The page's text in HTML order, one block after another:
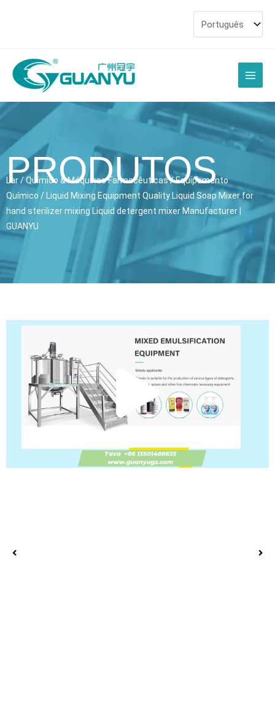
Menu
PRODUTOS
Lar/Químico & Máquinas Farmacêuticas/Equipamento
Químico / Liquid Mixing Equipment Quality Liquid Soap Mixer for
hand sterilizer mixing Liquid detergent mixer Manufacturer
GUANYU